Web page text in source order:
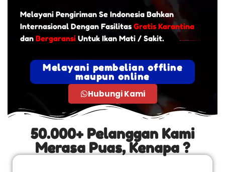
Melayani Pengiriman Se Indonesia Bahkan
Internasional Dengan Fasilitas Gratis Karantina
dan Bergaransi Untuk Ikan Mati / Sakit.
Melayani pembelian offline
maupun online
Hubungi Kami
50.000+ Pelanggan Kami
Merasa Puas, Kenapa ?